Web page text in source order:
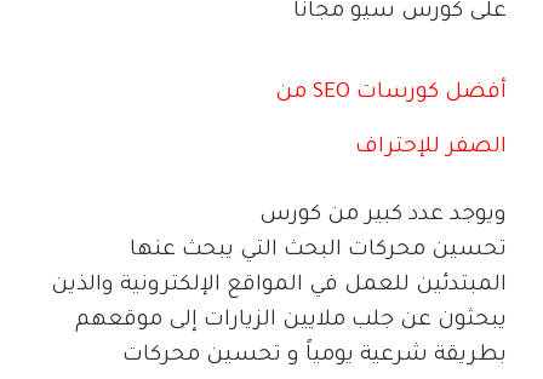
على كورس سيو مجاناً
أفضل كورساتSEOمن
الصفر للإحتراف
ويوجد عدد كبير من كورس
تحسين محركات البحث التي يبحث عنها
المبتدئين للعمل في المواقع الإلكترونية والذين
يبحثون عن جلب ملايين الزيارات إلى موقعهم
بطريقة شرعية يومياً و تحسين محركات